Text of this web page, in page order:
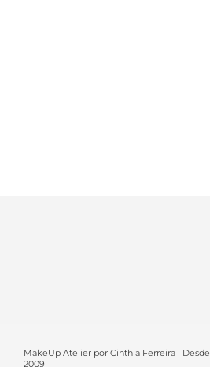
MakeUp Atelier por Cinthia Ferreira | Desde
2009